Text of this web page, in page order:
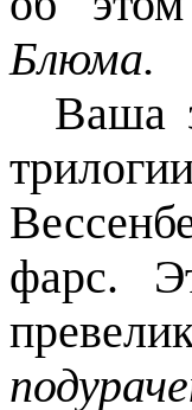
Блюма.
Ваша
фарс.